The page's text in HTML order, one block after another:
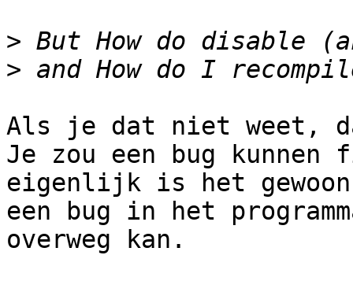
>
>
Als je dat niet weet,
Je zou een bug
eigenlijk is het gewoon
een bug in het
overweg kan.